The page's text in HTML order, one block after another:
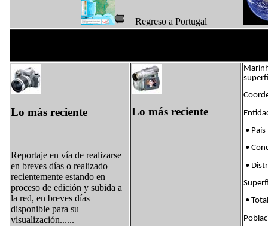
Regreso a Portugal
Lo más reciente
Reportaje en vía de realizarse
en breves días o realizado
recientemente estando en
proceso de edición y subida a
la red, en breves días
disponible para su
visualización......
Lo más reciente
•
•
•
•